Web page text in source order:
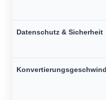
Datenschutz & Sicherheit